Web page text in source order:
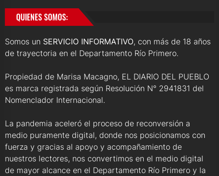
QUIENES SOMOS:
Somos un SERVICIO INFORMATIVO, con más de 18 años
de trayectoria en el Departamento Río Primero.
Propiedad de Marisa Macagno, EL DIARIO DEL PUEBLO
es marca registrada según Resolución N° 2941831 del
Nomenclador Internacional.
La pandemia aceleró el proceso de reconversión a
medio puramente digital, donde nos posicionamos con
fuerza y gracias al apoyo y acompañamiento de
nuestros lectores, nos convertimos en el medio digital
de mayor alcance en el Departamento Río Primero y la